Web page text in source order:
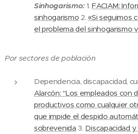
Sinhogarismo: 1. FACIAM:
sinhogarismo 2.«Si seguimos
el problema del sinhogarismo
Por sectores de población
Dependencia, discapacidad,
Alarcón: "Los empleados con
productivos como cualquier
que impide el despido
sobrevenida 3. Discapacidad